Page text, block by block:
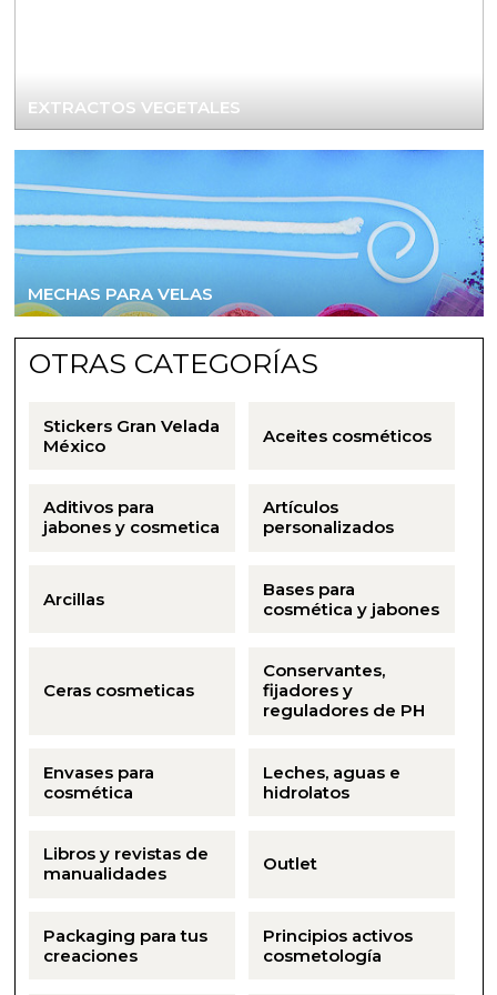
EXTRACTOS VEGETALES
MECHAS PARA VELAS
OTRAS CATEGORÍAS
Stickers Gran Velada
México
Aceites cosméticos
Aditivos para
jabones y cosmetica
Artículos
personalizados
Arcillas
Bases para
cosmética y jabones
Ceras cosmeticas
Conservantes,
fijadores y
reguladores de PH
Envases para
cosmética
Leches, aguas e
hidrolatos
Libros y revistas de
manualidades
Outlet
Packaging para tus
creaciones
Principios activos
cosmetología